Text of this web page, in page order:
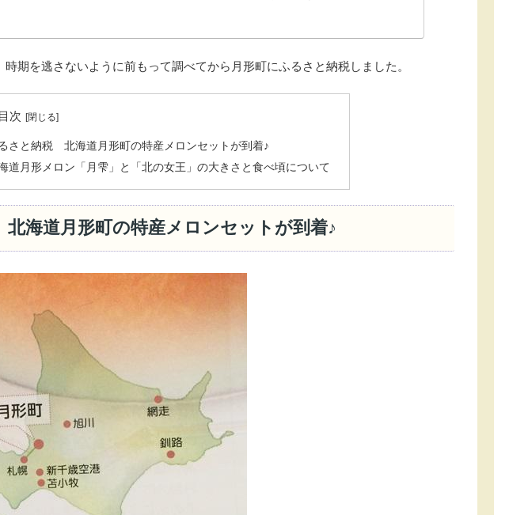
時期を逃さないように前もって調べてから月形町にふるさと納税しました。
目次
さと納税 北海道月形町の特産メロンセットが到着♪
道月形メロン「月雫」と「北の女王」の大きさと食べ頃について
海道月形町の特産メロンセットが到着♪